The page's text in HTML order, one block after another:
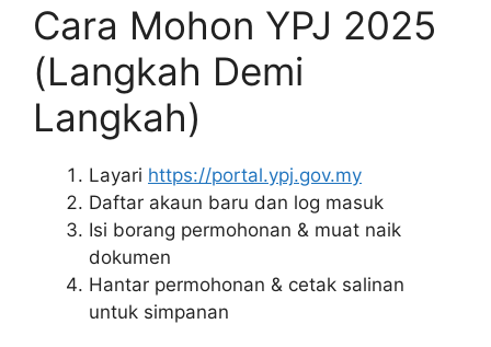
Cara Mohon YPJ 2025
(Langkah Demi
Langkah)
Layari https://portal.ypj.gov.my
Daftar akaun baru dan log masuk
Isi borang permohonan & muat naik
dokumen
Hantar permohonan & cetak salinan
untuk simpanan